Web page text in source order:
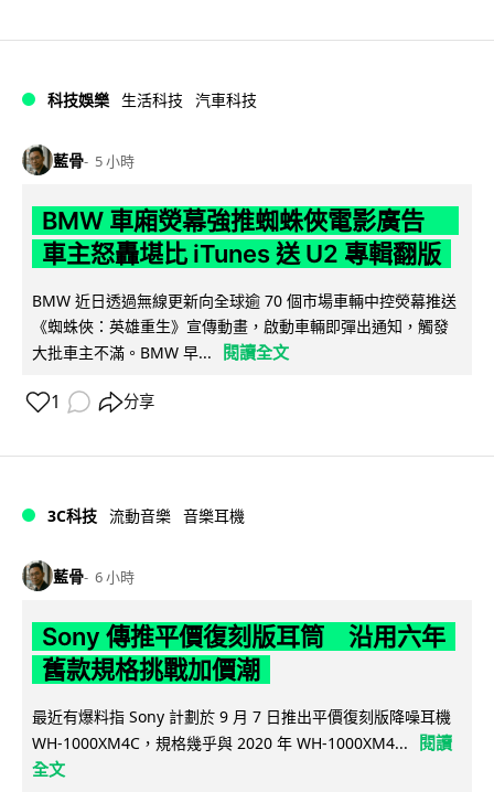
科技娛樂 生活科技 汽車科技
藍骨 5 小時
BMW 車廂熒幕強推蜘蛛俠電影廣告
車主怒轟堪比 iTunes 送 U2 專輯翻版
BMW 近日透過無線更新向全球逾 70 個市場車輛中控熒幕推送
《蜘蛛俠：英雄重生》宣傳動畫，啟動車輛即彈出通知，觸發
大批車主不滿。BMW 早...
閱讀全文
1 分享
3C科技 流動音樂 音樂耳機
藍骨 6 小時
Sony 傳推平價復刻版耳筒 沿用六年
舊款規格挑戰加價潮
最近有爆料指 Sony 計劃於 9 月 7 日推出平價復刻版降噪耳機
WH-1000XM4C，規格幾乎與 2020 年 WH-1000XM4...
閱讀
全文